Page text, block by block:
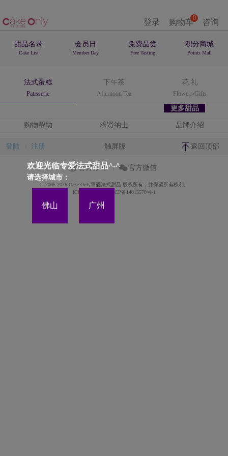
登录 0
购物车 咨询
甜品名录
Cake List
会员日
Member Day
免费品尝
Free Tasting
积分商城
Points Mall
法式蛋糕
Patisserie
下午茶
Afternoon Tea
花.礼
Flowers/Gifts
更多甜品
欢迎光临专爱法式甜品^-^
请选择城市：
佛山 广州
购物帮助 求贤纳士 品牌介绍
登陆 注册 触屏版 返回顶部
官方微博 官方微信
© 2005-2026 Cake Only專愛法式甜品 版权所有，并保留所有权利。
ICP备案证书号:粤ICP备14015570号-1